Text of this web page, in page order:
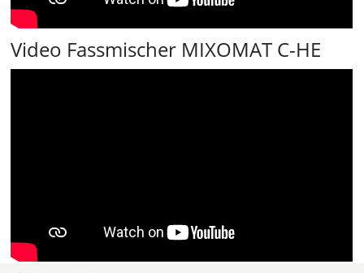
Video Fassmischer MIXOMAT C-HE